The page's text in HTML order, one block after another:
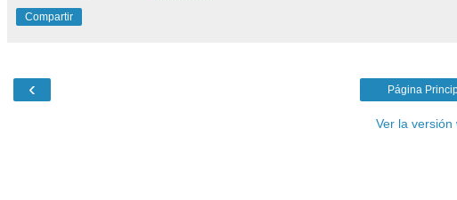
Compartir
‹ Página
Ver la versión